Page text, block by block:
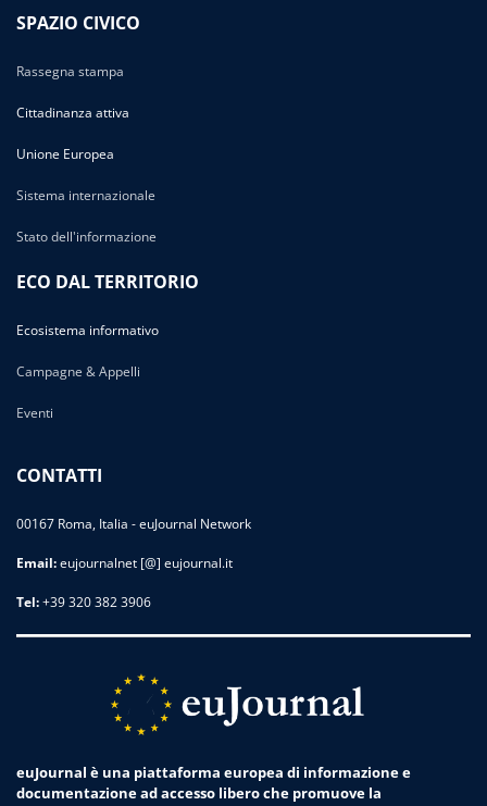
SPAZIO CIVICO
Rassegna stampa
Cittadinanza attiva
Unione Europea
Sistema internazionale
Stato dell'informazione
ECO DAL TERRITORIO
Ecosistema informativo
Campagne & Appelli
Eventi
CONTATTI
00167 Roma, Italia - euJournal Network
Email:eujournalnet [@] eujournal.it
Tel:+39 320 382 3906
euJournal è una piattaforma europea di informazione e
documentazione ad accesso libero che promuove la